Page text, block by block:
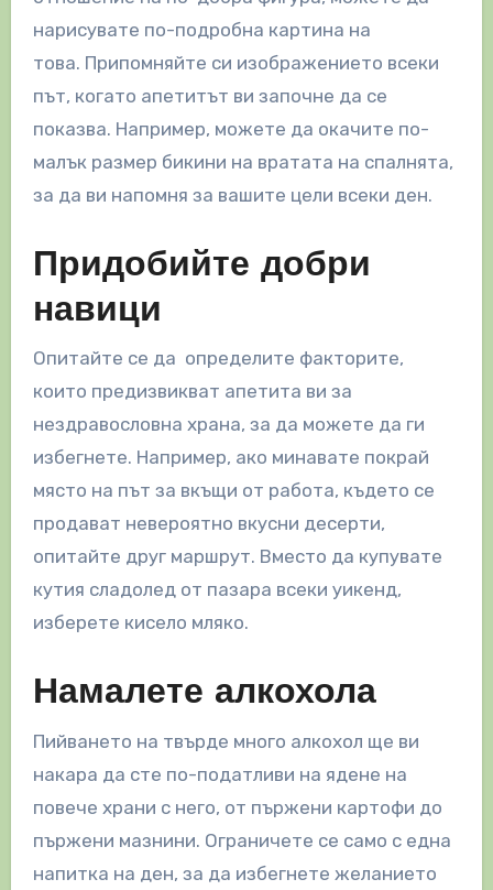
нарисувате по-подробна картина на
това. Припомняйте си изображението всеки
път, когато апетитът ви започне да се
показва. Например, можете да окачите по-
малък размер бикини на вратата на спалнята,
за да ви напомня за вашите цели всеки ден.
Придобийте добри
навици
Опитайте се да определите факторите,
които предизвикват апетита ви за
нездравословна храна, за да можете да ги
избегнете. Например, ако минавате покрай
място на път за вкъщи от работа, където се
продават невероятно вкусни десерти,
опитайте друг маршрут. Вместо да купувате
кутия сладолед от пазара всеки уикенд,
изберете кисело мляко.
Намалете алкохола
Пийването на твърде много алкохол ще ви
накара да сте по-податливи на ядене на
повече храни с него, от пържени картофи до
пържени мазнини. Ограничете се само с една
напитка на ден, за да избегнете желанието